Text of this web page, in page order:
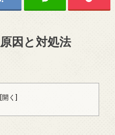
因と対処法
[開く]